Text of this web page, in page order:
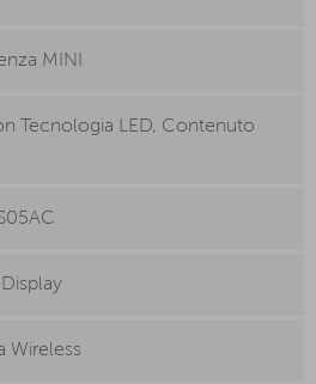
MINI
Tecnologia LED, Contenuto
Wireless